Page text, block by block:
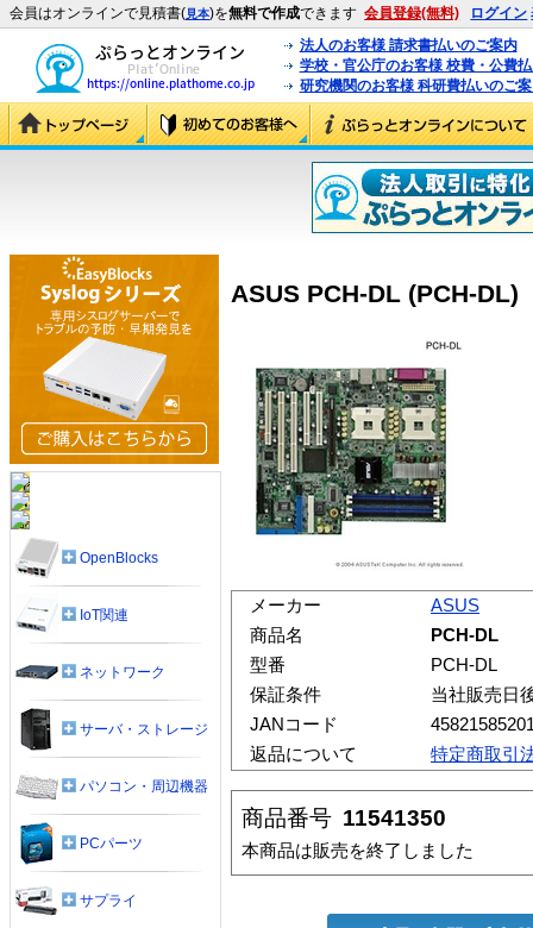
会員はオンラインで見積書(見本)を無料で作成できます 会員登録(無料) ログイン
法人のお客様 請求書払いのご案内
学校・官公庁のお客様 校費・公費
研究機関のお客様 科研費払いのご
ASUS PCH-DL (PCH-DL)
メーカー
ASUS
商品名
PCH-DL
型番
PCH-DL
保証条件
当社販売日
JANコード
返品について
特定商取引
商品番号 11541350
本商品は販売を終了しました
OpenBlocks
IoT関連
ネットワーク
サーバ・ストレージ
パソコン・周辺機器
PCパーツ
サプライ